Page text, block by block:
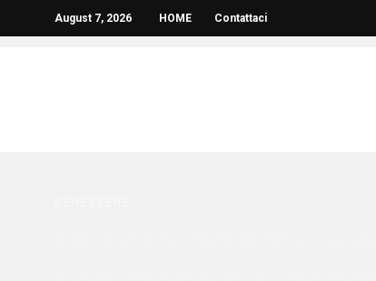
August 7, 2026 HOME Contattaci